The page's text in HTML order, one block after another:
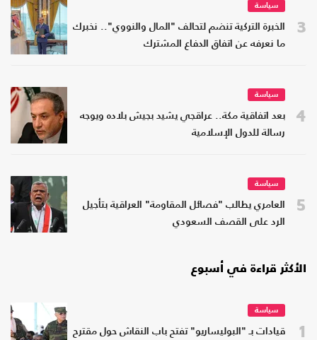
3
سياسة
الخبرة التركية تنضم لتحالف "المال والنووي".. نخبرك
ما نعرفه عن اتفاق الدفاع المشترك
4
سياسة
بعد اتفاقية مكة.. عراقجي يشيد بجيش بلاده ويوجه
رسالة للدول الإسلامية
5
سياسة
العامري يطالب "فصائل المقاومة" العراقية بتأجيل
الرد على القصف السعودي
الأكثر قراءة في أسبوع
1
سياسة
قيادات بـ "البوليساريو" تفتح باب النقاش حول مقترح